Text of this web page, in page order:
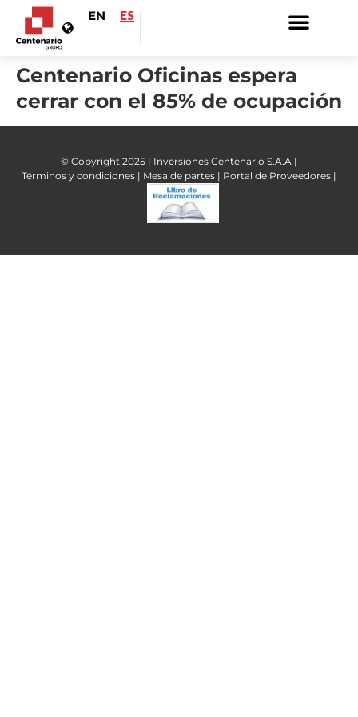
EN ES
Centenario Oficinas espera
cerrar con el 85% de ocupación
© Copyright 2025 | Inversiones Centenario S.A.A |
Términos y condiciones | Mesa de partes | Portal de Proveedores |